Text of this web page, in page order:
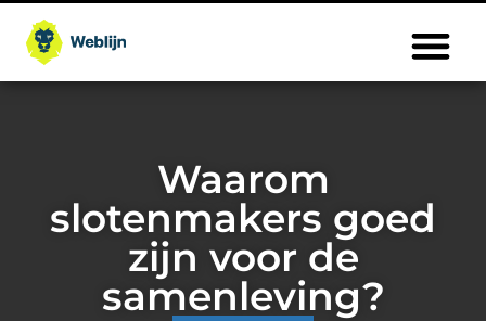
Waarom
slotenmakers goed
zijn voor de
samenleving?